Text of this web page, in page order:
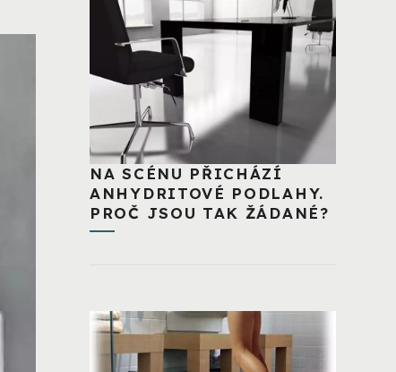
NA SCÉNU PŘICHÁZÍ
ANHYDRITOVÉ PODLAHY.
PROČ JSOU TAK ŽÁDANÉ?